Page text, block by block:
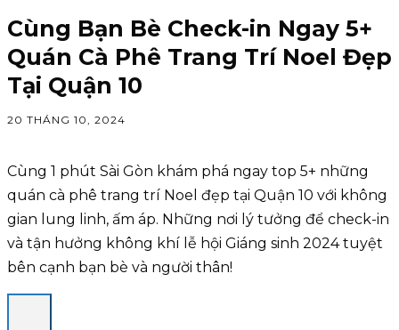
Cùng Bạn Bè Check-in Ngay 5+
Quán Cà Phê Trang Trí Noel Đẹp
Tại Quận 10
20 THÁNG 10, 2024
Cùng 1 phút Sài Gòn khám phá ngay top 5+ những
quán cà phê trang trí Noel đẹp tại Quận 10 với không
gian lung linh, ấm áp. Những nơi lý tưởng để check-in
và tận hưởng không khí lễ hội Giáng sinh 2024 tuyệt
bên cạnh bạn bè và người thân!